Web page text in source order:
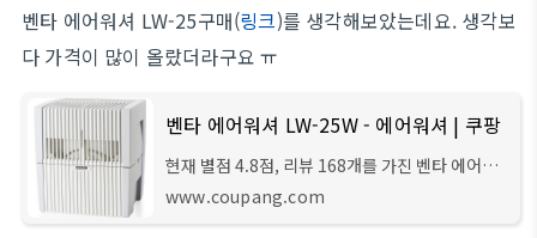
벤타 에어워셔 LW-25구매(링크)를 생각해보았는데요. 생각보
다 가격이 많이 올랐더라구요 ㅠ
벤타 에어워셔 LW-25W - 에어워셔 | 쿠팡
현재 별점 4.8점, 리뷰 168개를 가진 벤타 에어워
셔 LW-25W! 지금 쿠팡에서 더 저렴하고 다양한 에
어워셔 제품들을 확인해보세요.
www.coupang.com